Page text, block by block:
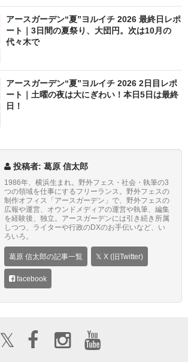
アースガーデン“夏”ヨルイチ 2026 最終日レポ
ート｜3日間の夏祭り、大団円。次は10月の
代々木で
アースガーデン“夏”ヨルイチ 2026 2日目レポ
ート｜土曜の夜は大にぎわい！本日5日は最終
日！
投稿者: 葛原 信太郎
1986年、横浜生まれ。野外フェス・社会・執筆の3
つの領域を仕事にするフリーランス。野外フェスの
制作オフィス「アースガーデン」で、野外フェスの
広報や運営、オウンドメディアの運営や執筆、編集
を経験後、独立。アースガーデンには引き続き所属
しつつ、ライターや行政のDXのお手伝いなど、い
ろいろ。
葛原 信太郎の記事一覧 𝕏 X (旧Twitter)
facebook
𝕏